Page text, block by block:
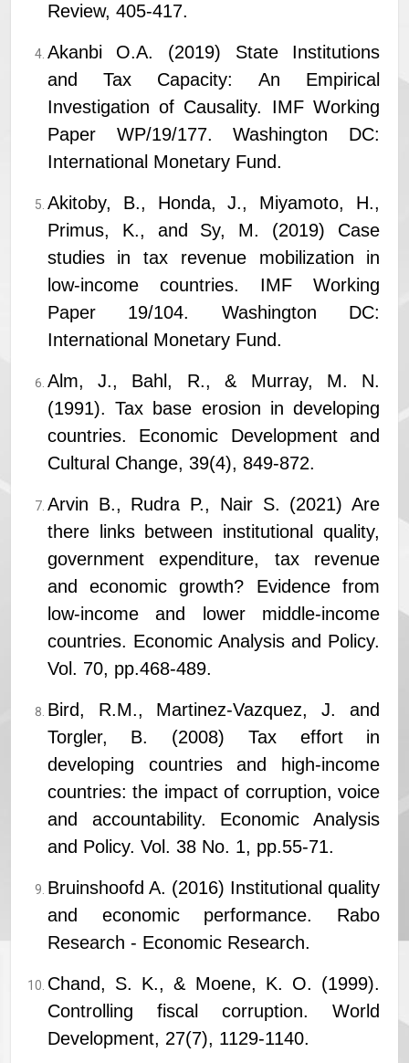
Review, 405-417.
Akanbi O.A. (2019) State Institutions
and Tax Capacity: An Empirical
Investigation of Causality. IMF Working
Paper WP/19/177. Washington DC:
International Monetary Fund.
Akitoby, B., Honda, J., Miyamoto, H.,
Primus, K., and Sy, M. (2019) Case
studies in tax revenue mobilization in
low-income countries. IMF Working
Paper 19/104. Washington DC:
International Monetary Fund.
Alm, J., Bahl, R., & Murray, M. N.
(1991). Tax base erosion in developing
countries. Economic Development and
Cultural Change, 39(4), 849-872.
Arvin B., Rudra P., Nair S. (2021) Are
there links between institutional quality,
government expenditure, tax revenue
and economic growth? Evidence from
low-income and lower middle-income
countries. Economic Analysis and Policy.
Vol. 70, pp.468-489.
Bird, R.M., Martinez-Vazquez, J. and
Torgler, B. (2008) Tax effort in
developing countries and high-income
countries: the impact of corruption, voice
and accountability. Economic Analysis
and Policy. Vol. 38 No. 1, pp.55-71.
Bruinshoofd A. (2016) Institutional quality
and economic performance. Rabo
Research - Economic Research.
Chand, S. K., & Moene, K. O. (1999).
Controlling fiscal corruption. World
Development, 27(7), 1129-1140.